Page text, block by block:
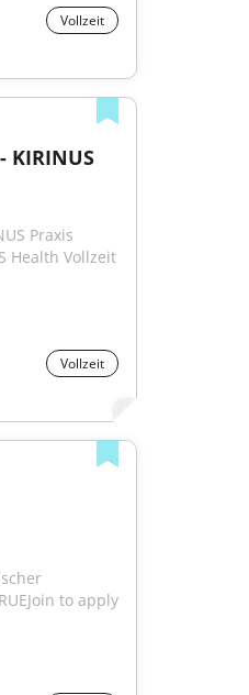
Vollzeit
Praxis
Health Vollzeit
Vollzeit
"...Join to apply for the Kaufmännischer
to apply